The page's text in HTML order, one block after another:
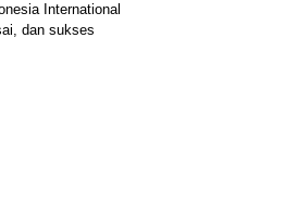
International
dan sukses